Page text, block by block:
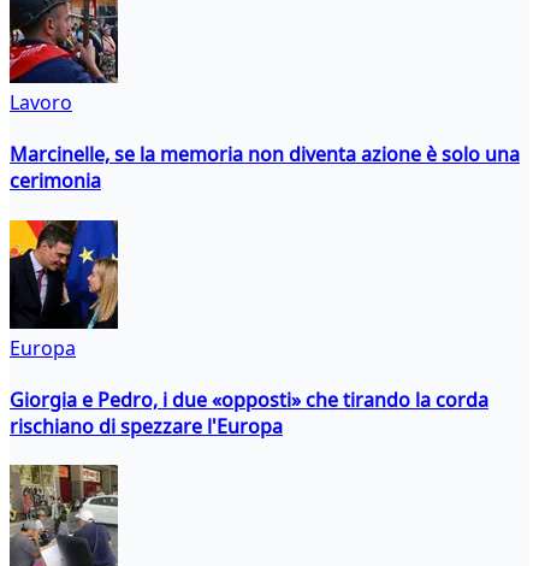
Lavoro
Marcinelle, se la memoria non diventa azione è solo una
cerimonia
Europa
Giorgia e Pedro, i due «opposti» che tirando la corda
rischiano di spezzare l'Europa